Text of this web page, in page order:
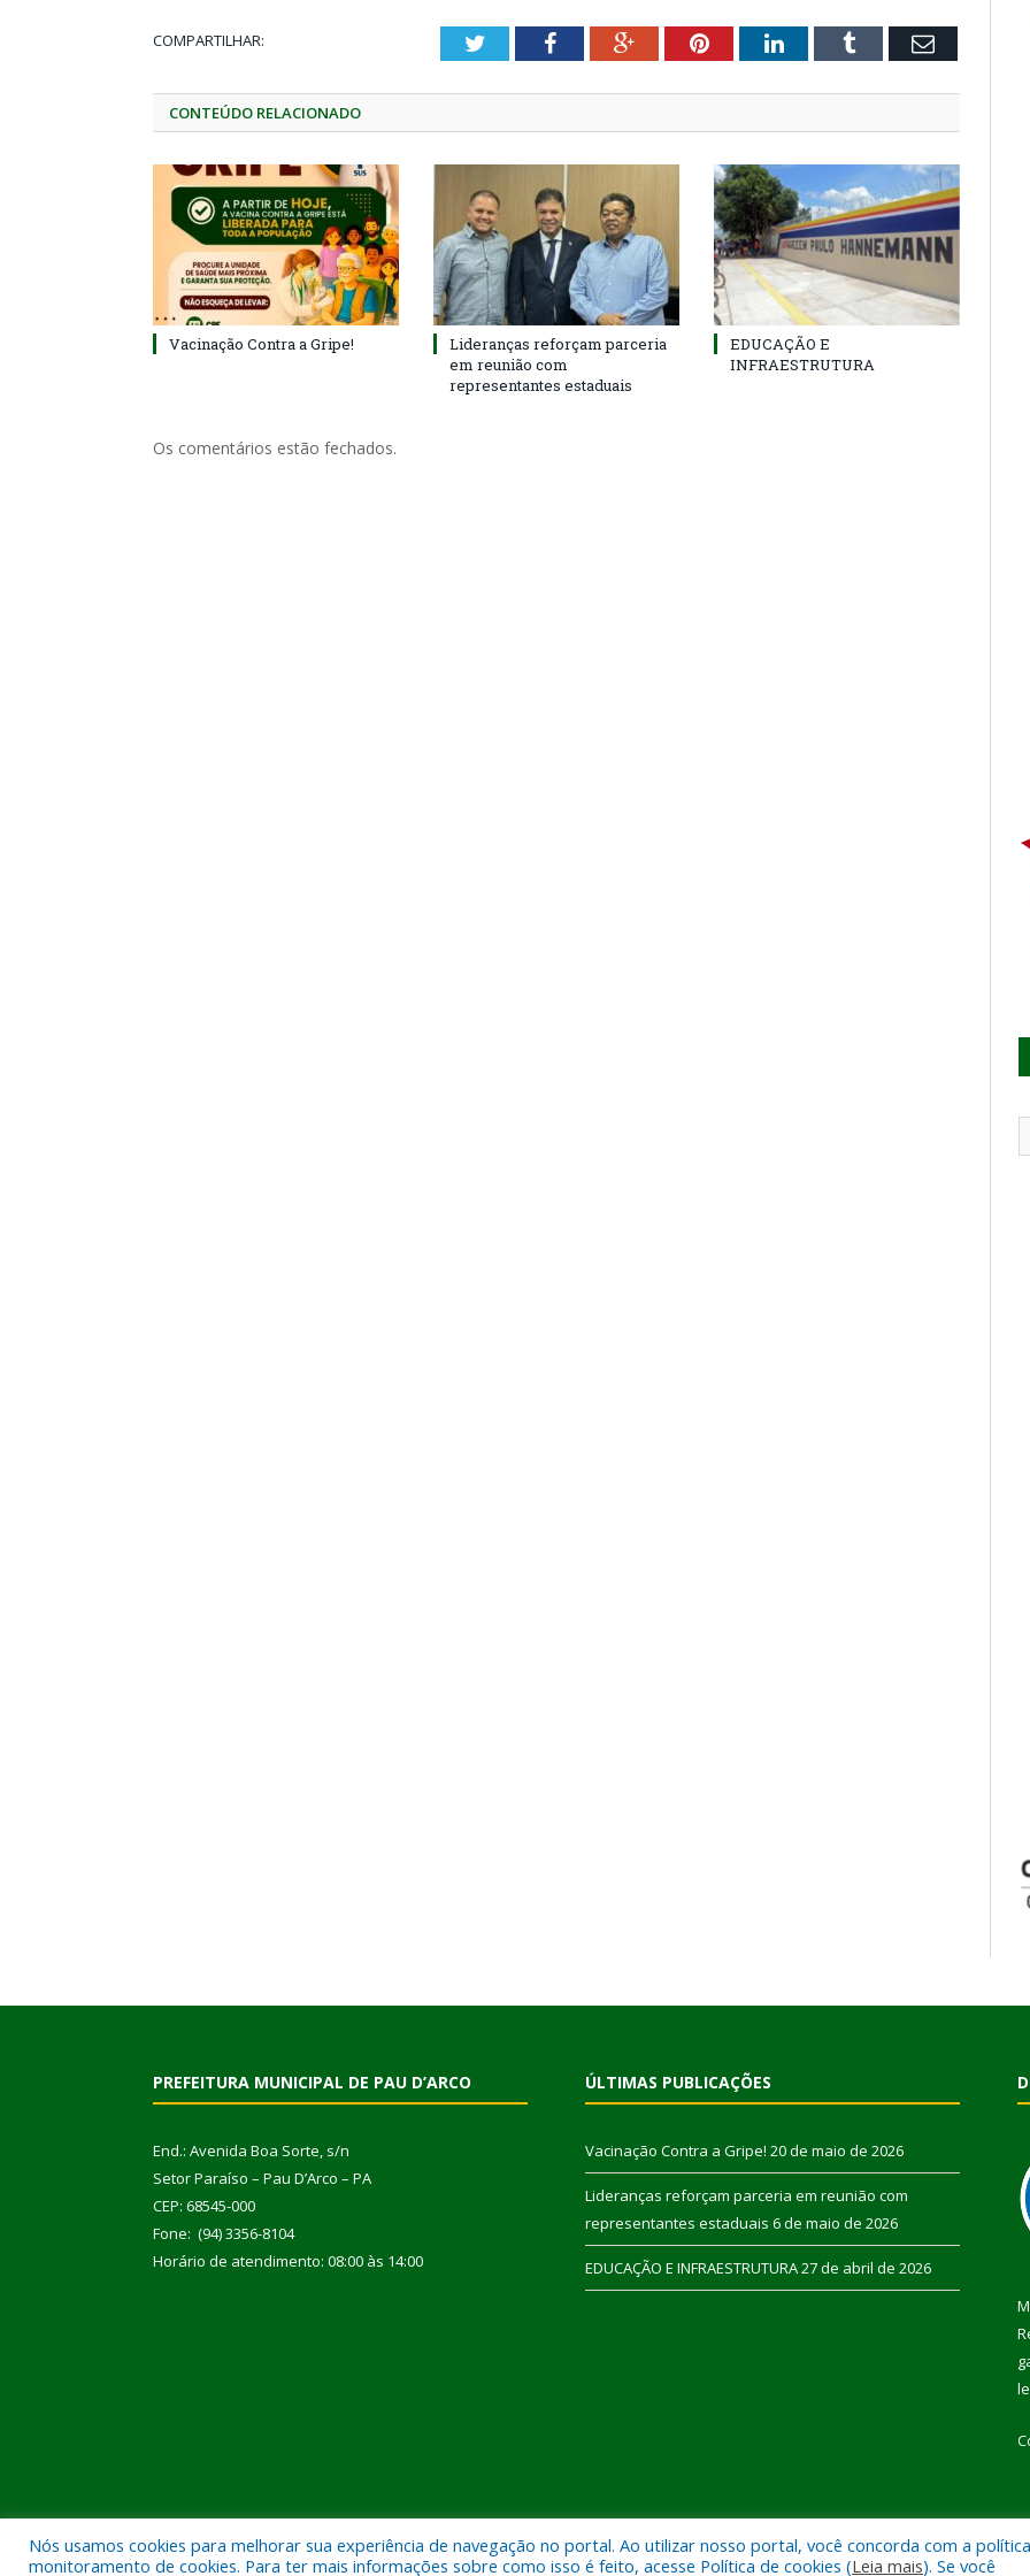
COMPARTILHAR: TwitterFacebookGoogle+PinterestLinkedInTumblr Email
CONTEÚDO RELACIONADO
Vacinação Contra a Gripe!
Lideranças reforçam parceria
em reunião com
representantes estaduais
EDUCAÇÃO E
INFRAESTRUTURA
Os comentários estão fechados.
PREFEITURA MUNICIPAL DE PAU D’ARCO
End.: Avenida Boa Sorte, s/n
Setor Paraíso – Pau D’Arco – PA
CEP: 68545-000
Fone: (94) 3356-8104
Horário de atendimento: 08:00 às 14:00
ÚLTIMAS PUBLICAÇÕES
Vacinação Contra a Gripe! 20 de maio de 2026
Lideranças reforçam parceria em reunião com
representantes estaduais 6 de maio de 2026
EDUCAÇÃO E INFRAESTRUTURA27 de abril de 2026
Todos os direitos reservados a Prefeitura Municipal de Pau D’Arco. Mapa do Site
Nós usamos cookies para melhorar sua experiência de navegação no portal. Ao utilizar nosso portal, você concorda com a
monitoramento de cookies. Para ter mais informações sobre como isso é feito, acesse Política de cookies (Leia mais). Se você